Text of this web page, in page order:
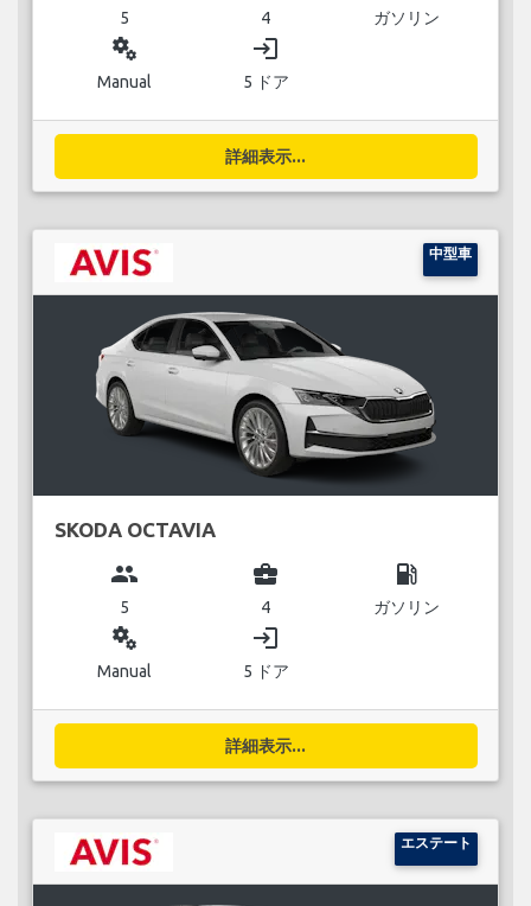
5 4 ガソリン
miscellaneous_services
Manual
login
5 ドア
詳細表示...
中型車
SKODA OCTAVIA
group
5
business_center
4
local_gas_station
ガソリン
miscellaneous_services
Manual
login
5 ドア
詳細表示...
エステート